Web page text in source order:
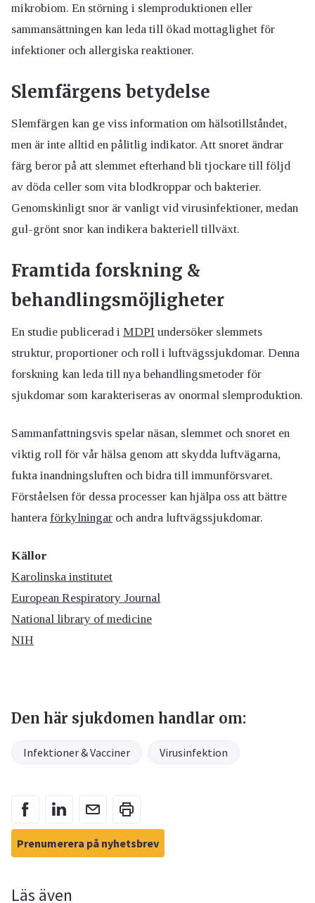
mikrobiom. En störning i slemproduktionen eller
sammansättningen kan leda till ökad mottaglighet för
infektioner och allergiska reaktioner.
Slemfärgens betydelse
Slemfärgen kan ge viss information om hälsotillståndet,
men är inte alltid en pålitlig indikator. Att snoret ändrar
färg beror på att slemmet efterhand bli tjockare till följd
av döda celler som vita blodkroppar och bakterier.
Genomskinligt snor är vanligt vid virusinfektioner, medan
gul-grönt snor kan indikera bakteriell tillväxt.
Framtida forskning &
behandlingsmöjligheter
En studie publicerad i MDPI undersöker slemmets
struktur, proportioner och roll i luftvägssjukdomar. Denna
forskning kan leda till nya behandlingsmetoder för
sjukdomar som karakteriseras av onormal slemproduktion.
Sammanfattningsvis spelar näsan, slemmet och snoret en
viktig roll för vår hälsa genom att skydda luftvägarna,
fukta inandningsluften och bidra till immunförsvaret.
Förståelsen för dessa processer kan hjälpa oss att bättre
hantera förkylningar och andra luftvägssjukdomar.
Källor
Karolinska institutet
European Respiratory Journal
National library of medicine
NIH
Den här sjukdomen handlar om:
Infektioner & Vacciner Virusinfektion
Prenumerera på nyhetsbrev
Läs även